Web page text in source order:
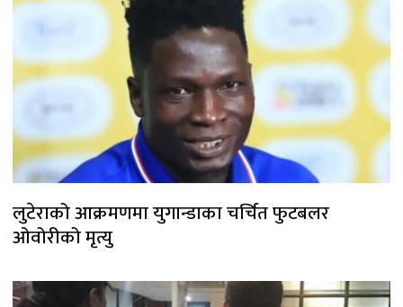
लुटेराको आक्रमणमा युगान्डाका चर्चित फुटबलर
ओवोरीको मृत्यु